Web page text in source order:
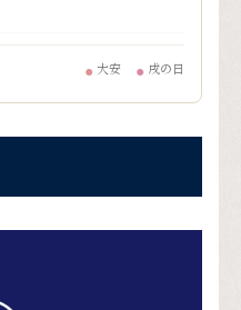
● 大安 ● 戌の日